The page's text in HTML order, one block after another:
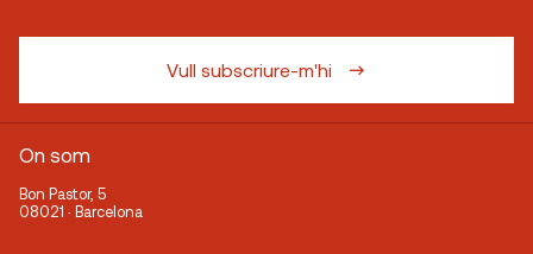
Vull subscriure-m'hi
On som
Bon Pastor, 5
08021 · Barcelona